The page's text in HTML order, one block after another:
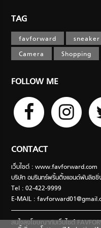
TAG
favforward sneaker
Camera
Shopping
FOLLOW ME
CONTACT
เว็บไซต์ : www.favforward.com
บริษัท อมรินทร์พริ้นติ้งแอนด์พับลิช
Tel : 02-422-9999
E-MAIL :
สนใจลงโฆษณากับเว็บไซต์